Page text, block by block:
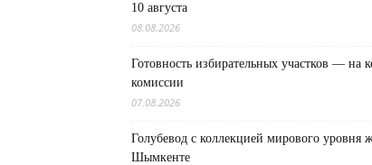
10 августа
08.08.2026
Готовность избирательных участков — на
комиссии
07.08.2026
Голубевод с коллекцией мирового уровня
Шымкенте